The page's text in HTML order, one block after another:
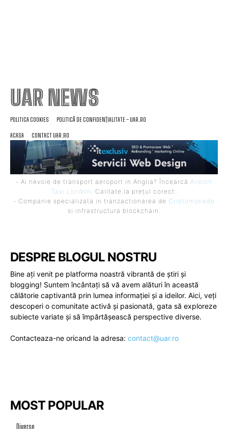
UAR NEWS
POLITICA COOKIES POLITICĂ DE CONFIDENȚIALITATE – UAR.RO
ACASA CONTACT UAR.RO
- Ai nevoie de transport aeroport in Anglia? Încearcă Airport
Taxi London
. Calitate la prețul corect.
- Companie specializata in tranzactionarea de Criptomonede
si infrastructura blockchain.
DESPRE BLOGUL NOSTRU
Bine ați venit pe platforma noastră vibrantă de știri și
blogging! Suntem încântați să vă avem alături în această
călătorie captivantă prin lumea informației și a ideilor. Aici, veți
descoperi o comunitate activă și pasionată, gata să exploreze
subiecte variate și să împărtășească perspective diverse.
Contacteaza-ne oricand la adresa: contact@uar.ro
MOST POPULAR
Diverse